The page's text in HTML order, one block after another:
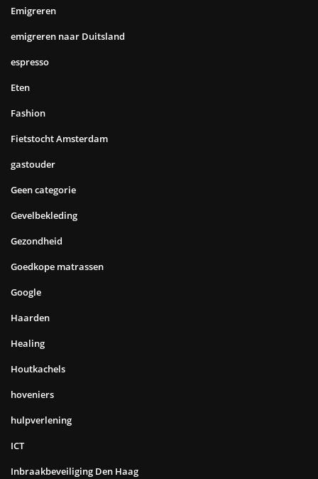
Emigreren
emigreren naar Duitsland
espresso
Eten
Fashion
Fietstocht Amsterdam
gastouder
Geen categorie
Gevelbekleding
Gezondheid
Goedkope matrassen
Google
Haarden
Healing
Houtkachels
hoveniers
hulpverlening
ICT
Inbraakbeveiliging Den Haag